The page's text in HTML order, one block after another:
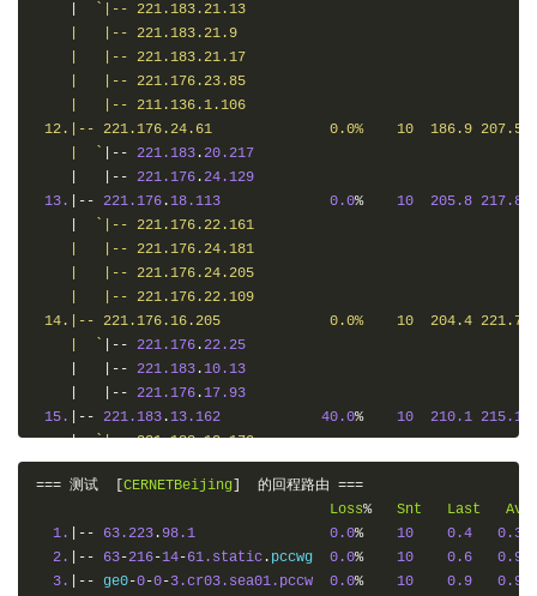
`|-- 221.183.21.13
    |   |-- 221.183.21.9
    |   |-- 221.183.21.17
    |   |-- 221.176.23.85
    |   |-- 211.136.1.106
12.|-- 221.176.24.61              0.0%    10  186.9 207.5
|-- 221.183 .20.217
|-- 221.176 .24.129
13.
|-- 221.176 . 18.113 0.0% 10 205.8 217.8
`|-- 221.176.22.161
    |   |-- 221.176.24.181
    |   |-- 221.176.24.205
    |   |-- 221.176.22.109
14.|-- 221.176.16.205             0.0%    10  204.4 221.7
|-- 221.176 .22.25
|-- 221.183 . 10.13
|-- 221.176 . 17.93
15.
|-- 221.183 . 13.162 40.0% 10 210.1 215.1
|
`|-- 221.183.12.170
    |   |-- 221.183.12.174
    |   |-- 221.183.13.150
16.|-- .                         10.0%    10  220.8 218.2
    |  `
|-- 117.185
|
|-- 117.185. 10.126
17. |-- . 10.0% 10 225.3 217.5
=== 测试 CERNETBeijing 的回程路由 ===
Loss% Snt Last
Avg
1.
|-- 63.223 .98.1 0.0% 10 0.4
0.3
2.
|-- 63-216-14-61.static . pccwg 0.0% 10 0.6
0.9
3.
|-- ge0-0-0-3.cr03.sea01.pccw 0.0% 10 0.9 0.9